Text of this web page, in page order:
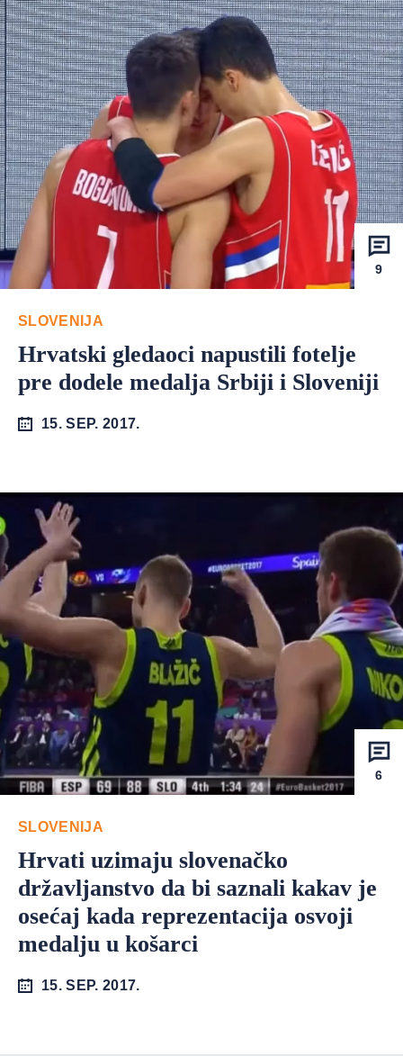
9
SLOVENIJA
Hrvatski gledaoci napustili fotelje
pre dodele medalja Srbiji i Sloveniji
15. SEP. 2017.
6
SLOVENIJA
Hrvati uzimaju slovenačko
državljanstvo da bi saznali kakav je
osećaj kada reprezentacija osvoji
medalju u košarci
15. SEP. 2017.